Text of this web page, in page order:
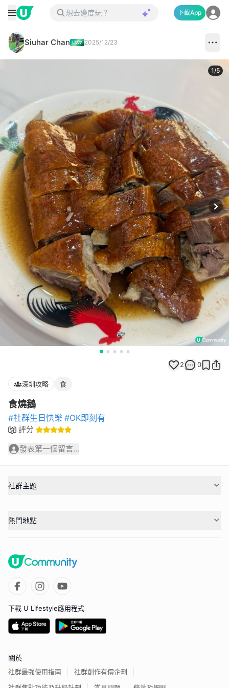
下載App
Siuhar Chan 2025/12/23
1/5
2 0
深圳攻略 食
食燒鵝
#社群生日快樂 #OK即刻有
評分
發表第一個留言...
社群主題
熱門地點
下載 U Lifestyle應用程式
關於
社群最強使用指南
社群創作有價企劃